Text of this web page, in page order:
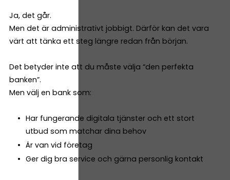
Ja, det går.
Men det är administrativt jobbigt. Därför kan det vara
värt att tänka ett steg längre redan från början.
Det betyder inte att du måste välja “den perfekta
banken”.
Men välj en bank som:
Har fungerande digitala tjänster och ett stort
utbud som matchar dina behov
Är van vid företag
Ger dig bra service och gärna personlig kontakt